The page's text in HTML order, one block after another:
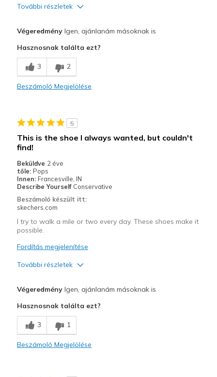
További részletek
Legjobb használat
Casual Wear
View On Shoes
Shoes are for Wearing
VégeredményIgen, ajánlanám másoknak is
Hasznosnak találta ezt?
3 2
Beszámoló Megjelölése
5
This is the shoe I always wanted, but couldn't
find!
Beküldve 2 éve
tőle: Pops
Innen: Francesville, IN
Describe Yourself Conservative
Beszámoló készült itt:
skechers.com
I try to walk a mile or two every day. These shoes make it
possible.
Fordítás megjelenítése
További részletek
Comfortable
Legjobb használat
Casual Wear
VégeredményIgen, ajánlanám másoknak is
Hasznosnak találta ezt?
3 1
Beszámoló Megjelölése